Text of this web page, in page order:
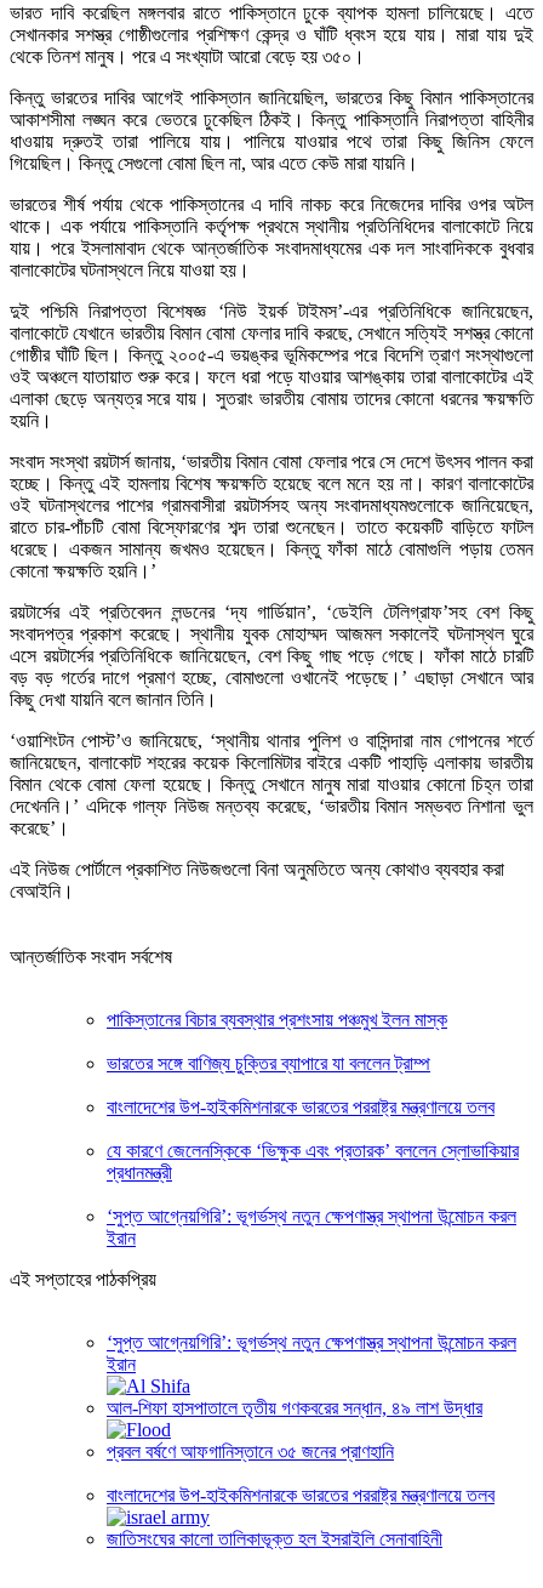
ভারত দাবি করেছিল মঙ্গলবার রাতে পাকিস্তানে ঢুকে ব্যাপক হামলা চালিয়েছে। এতে
সেখানকার সশস্ত্র গোষ্ঠীগুলোর প্রশিক্ষণ কেন্দ্র ও ঘাঁটি ধ্বংস হয়ে যায়। মারা যায় দুই
থেকে তিনশ মানুষ। পরে এ সংখ্যাটা আরো বেড়ে হয় ৩৫০।
কিন্তু ভারতের দাবির আগেই পাকিস্তান জানিয়েছিল, ভারতের কিছু বিমান পাকিস্তানের
আকাশসীমা লঙ্ঘন করে ভেতরে ঢুকেছিল ঠিকই। কিন্তু পাকিস্তানি নিরাপত্তা বাহিনীর
ধাওয়ায় দ্রুতই তারা পালিয়ে যায়। পালিয়ে যাওয়ার পথে তারা কিছু জিনিস ফেলে
গিয়েছিল। কিন্তু সেগুলো বোমা ছিল না, আর এতে কেউ মারা যায়নি।
ভারতের শীর্ষ পর্যায় থেকে পাকিস্তানের এ দাবি নাকচ করে নিজেদের দাবির ওপর অটল
থাকে। এক পর্যায়ে পাকিস্তানি কর্তৃপক্ষ প্রথমে স্থানীয় প্রতিনিধিদের বালাকোটে নিয়ে
যায়। পরে ইসলামাবাদ থেকে আন্তর্জাতিক সংবাদমাধ্যমের এক দল সাংবাদিককে বুধবার
বালাকোটের ঘটনাস্থলে নিয়ে যাওয়া হয়।
দুই পশ্চিমি নিরাপত্তা বিশেষজ্ঞ ‘নিউ ইয়র্ক টাইমস’-এর প্রতিনিধিকে জানিয়েছেন,
বালাকোটে যেখানে ভারতীয় বিমান বোমা ফেলার দাবি করছে, সেখানে সত্যিই সশস্ত্র কোনো
গোষ্ঠীর ঘাঁটি ছিল। কিন্তু ২০০৫-এ ভয়ঙ্কর ভূমিকম্পের পরে বিদেশি ত্রাণ সংস্থাগুলো
ওই অঞ্চলে যাতায়াত শুরু করে। ফলে ধরা পড়ে যাওয়ার আশঙ্কায় তারা বালাকোটের এই
এলাকা ছেড়ে অন্যত্র সরে যায়। সুতরাং ভারতীয় বোমায় তাদের কোনো ধরনের ক্ষয়ক্ষতি
হয়নি।
সংবাদ সংস্থা রয়টার্স জানায়, ‘ভারতীয় বিমান বোমা ফেলার পরে সে দেশে উৎসব পালন করা
হচ্ছে। কিন্তু এই হামলায় বিশেষ ক্ষয়ক্ষতি হয়েছে বলে মনে হয় না। কারণ বালাকোটের
ওই ঘটনাস্থলের পাশের গ্রামবাসীরা রয়টার্সসহ অন্য সংবাদমাধ্যমগুলোকে জানিয়েছেন,
রাতে চার-পাঁচটি বোমা বিস্ফোরণের শব্দ তারা শুনেছেন। তাতে কয়েকটি বাড়িতে ফাটল
ধরেছে। একজন সামান্য জখমও হয়েছেন। কিন্তু ফাঁকা মাঠে বোমাগুলি পড়ায় তেমন
কোনো ক্ষয়ক্ষতি হয়নি।’
রয়টার্সের এই প্রতিবেদন লন্ডনের ‘দ্য গার্ডিয়ান’, ‘ডেইলি টেলিগ্রাফ’সহ বেশ কিছু
সংবাদপত্র প্রকাশ করেছে। স্থানীয় যুবক মোহাম্মদ আজমল সকালেই ঘটনাস্থল ঘুরে
এসে রয়টার্সের প্রতিনিধিকে জানিয়েছেন, বেশ কিছু গাছ পড়ে গেছে। ফাঁকা মাঠে চারটি
বড় বড় গর্তের দাগে প্রমাণ হচ্ছে, বোমাগুলো ওখানেই পড়েছে।’ এছাড়া সেখানে আর
কিছু দেখা যায়নি বলে জানান তিনি।
‘ওয়াশিংটন পোস্ট’ও জানিয়েছে, ‘স্থানীয় থানার পুলিশ ও বাসিন্দারা নাম গোপনের শর্তে
জানিয়েছেন, বালাকোট শহরের কয়েক কিলোমিটার বাইরে একটি পাহাড়ি এলাকায় ভারতীয়
বিমান থেকে বোমা ফেলা হয়েছে। কিন্তু সেখানে মানুষ মারা যাওয়ার কোনো চিহ্ন তারা
দেখেননি।’ এদিকে গাল্ফ নিউজ মন্তব্য করেছে, ‘ভারতীয় বিমান সম্ভবত নিশানা ভুল
করেছে’।
এই নিউজ পোর্টালে প্রকাশিত নিউজগুলো বিনা অনুমতিতে অন্য কোথাও ব্যবহার করা
বেআইনি।
আন্তর্জাতিক সংবাদ সর্বশেষ
পাকিস্তানের বিচার ব্যবস্থার প্রশংসায় পঞ্চমুখ ইলন মাস্ক
ভারতের সঙ্গে বাণিজ্য চুক্তির ব্যাপারে যা বললেন ট্রাম্প
বাংলাদেশের উপ-হাইকমিশনারকে ভারতের পররাষ্ট্র মন্ত্রণালয়ে তলব
যে কারণে জেলেনস্কিকে ‘ভিক্ষুক এবং প্রতারক’ বললেন স্লোভাকিয়ার
প্রধানমন্ত্রী
‘সুপ্ত আগ্নেয়গিরি’: ভূগর্ভস্থ নতুন ক্ষেপণাস্ত্র স্থাপনা উন্মোচন করল
ইরান
এই সপ্তাহের পাঠকপ্রিয়
‘সুপ্ত আগ্নেয়গিরি’: ভূগর্ভস্থ নতুন ক্ষেপণাস্ত্র স্থাপনা উন্মোচন করল
ইরান
আল-শিফা হাসপাতালে তৃতীয় গণকবরের সন্ধান, ৪৯ লাশ উদ্ধার
প্রবল বর্ষণে আফগানিস্তানে ৩৫ জনের প্রাণহানি
বাংলাদেশের উপ-হাইকমিশনারকে ভারতের পররাষ্ট্র মন্ত্রণালয়ে তলব
জাতিসংঘের কালো তালিকাভূক্ত হল ইসরাইলি সেনাবাহিনী